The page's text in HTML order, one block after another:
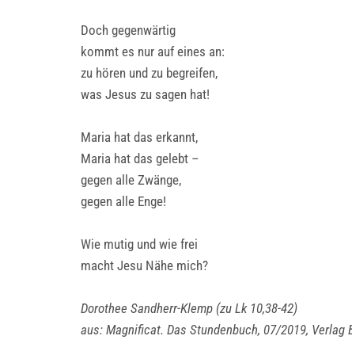
Doch gegenwärtig
kommt es nur auf eines an:
zu hören und zu begreifen,
was Jesus zu sagen hat!
Maria hat das erkannt,
Maria hat das gelebt –
gegen alle Zwänge,
gegen alle Enge!
Wie mutig und wie frei
macht Jesu Nähe mich?
Dorothee Sandherr-Klemp (zu Lk 10,38-42)
aus: Magnificat. Das Stundenbuch, 07/2019,